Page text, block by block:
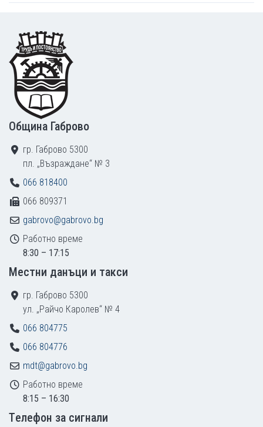
Footer
Община Габрово
гр. Габрово 5300
пл. „Възраждане“ № 3
066 818400
066 809371
gabrovo@gabrovo.bg
Работно време
8:30 – 17:15
Местни данъци и такси
гр. Габрово 5300
ул. „Райчо Каролев“ № 4
066 804775
066 804776
mdt@gabrovo.bg
Работно време
8:15 – 16:30
Tелефон за сигнали